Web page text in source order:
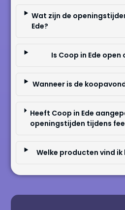
Wat zijn de
Ede?
Is Coop in Ede open
Wanneer is de
Heeft Coop in Ede
openingstijden tijdens
Welke producten vind ik